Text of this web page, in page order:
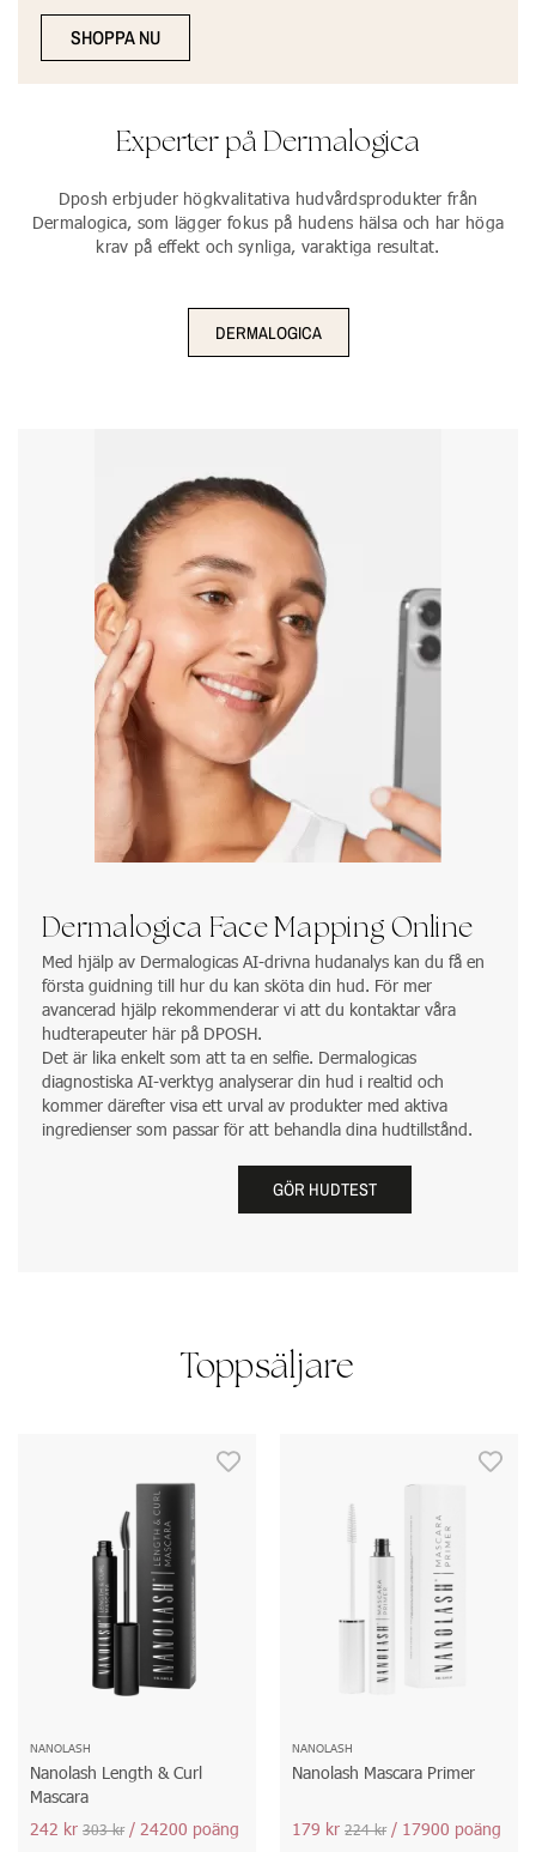
SHOPPA NU
Experter på Dermalogica
Dposh erbjuder högkvalitativa hudvårdsprodukter från
Dermalogica, som lägger fokus på hudens hälsa och har höga
krav på effekt och synliga, varaktiga resultat.
DERMALOGICA
Dermalogica Face Mapping Online
Med hjälp av Dermalogicas AI-drivna hudanalys kan du få en
första guidning till hur du kan sköta din hud. För mer
avancerad hjälp rekommenderar vi att du kontaktar våra
hudterapeuter här på DPOSH.
Det är lika enkelt som att ta en selfie. Dermalogicas
diagnostiska AI-verktyg analyserar din hud i realtid och
kommer därefter visa ett urval av produkter med aktiva
ingredienser som passar för att behandla dina hudtillstånd.
GÖR HUDTEST
Toppsäljare
NANOLASH
Nanolash Length & Curl
Mascara
242 kr 303 kr/ 24200 poäng
NANOLASH
Nanolash Mascara Primer
179 kr 224 kr/ 17900 poäng